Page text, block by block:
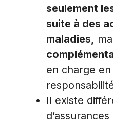
seulement
suite à des
maladies,
en charge
Il existe